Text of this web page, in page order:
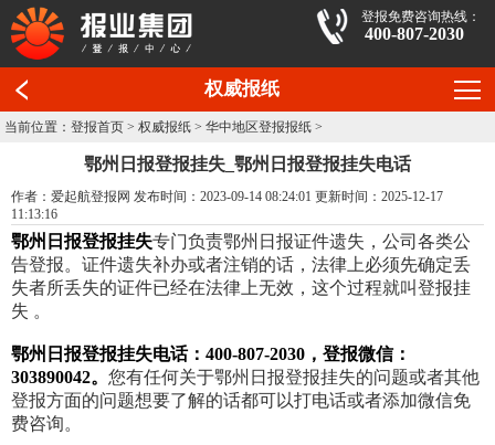
登报免费咨询热线：
400-807-2030
权威报纸
当前位置：登报首页 >权威报纸 >华中地区登报报纸 >
鄂州日报登报挂失_鄂州日报登报挂失电话
作者：爱起航登报网 发布时间：2023-09-14 08:24:01 更新时间：2025-12-17
11:13:16
鄂州日报登报挂失专门负责鄂州日报证件遗失，公司各类公
告登报。证件遗失补办或者注销的话，法律上必须先确定丢
失者所丢失的证件已经在法律上无效，这个过程就叫登报挂
失 。
鄂州日报登报挂失电话：400-807-2030，登报微信：
303890042。 您有任何关于鄂州日报登报挂失的问题或者其他
登报方面的问题想要了解的话都可以打电话或者添加微信免
费咨询。